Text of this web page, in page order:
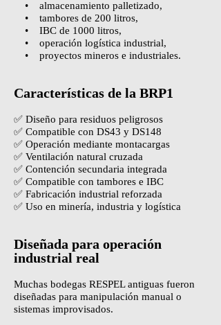
• almacenamiento palletizado,
• tambores de 200 litros,
• IBC de 1000 litros,
• operación logística industrial,
• proyectos mineros e industriales.
Características de la BRP1
✅ Diseño para residuos peligrosos
✅ Compatible con DS43 y DS148
✅ Operación mediante montacargas
✅ Ventilación natural cruzada
✅ Contención secundaria integrada
✅ Compatible con tambores e IBC
✅ Fabricación industrial reforzada
✅ Uso en minería, industria y logística
Diseñada para operación
industrial real
Muchas bodegas RESPEL antiguas fueron
diseñadas para manipulación manual o
sistemas improvisados.